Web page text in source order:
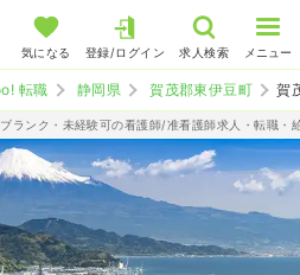
気になる 登録/ログイン 求人検索 メニュー
転職 静岡県 賀茂郡東伊豆町 賀
ランク・未経験可の看護師/准看護師求人・転職・